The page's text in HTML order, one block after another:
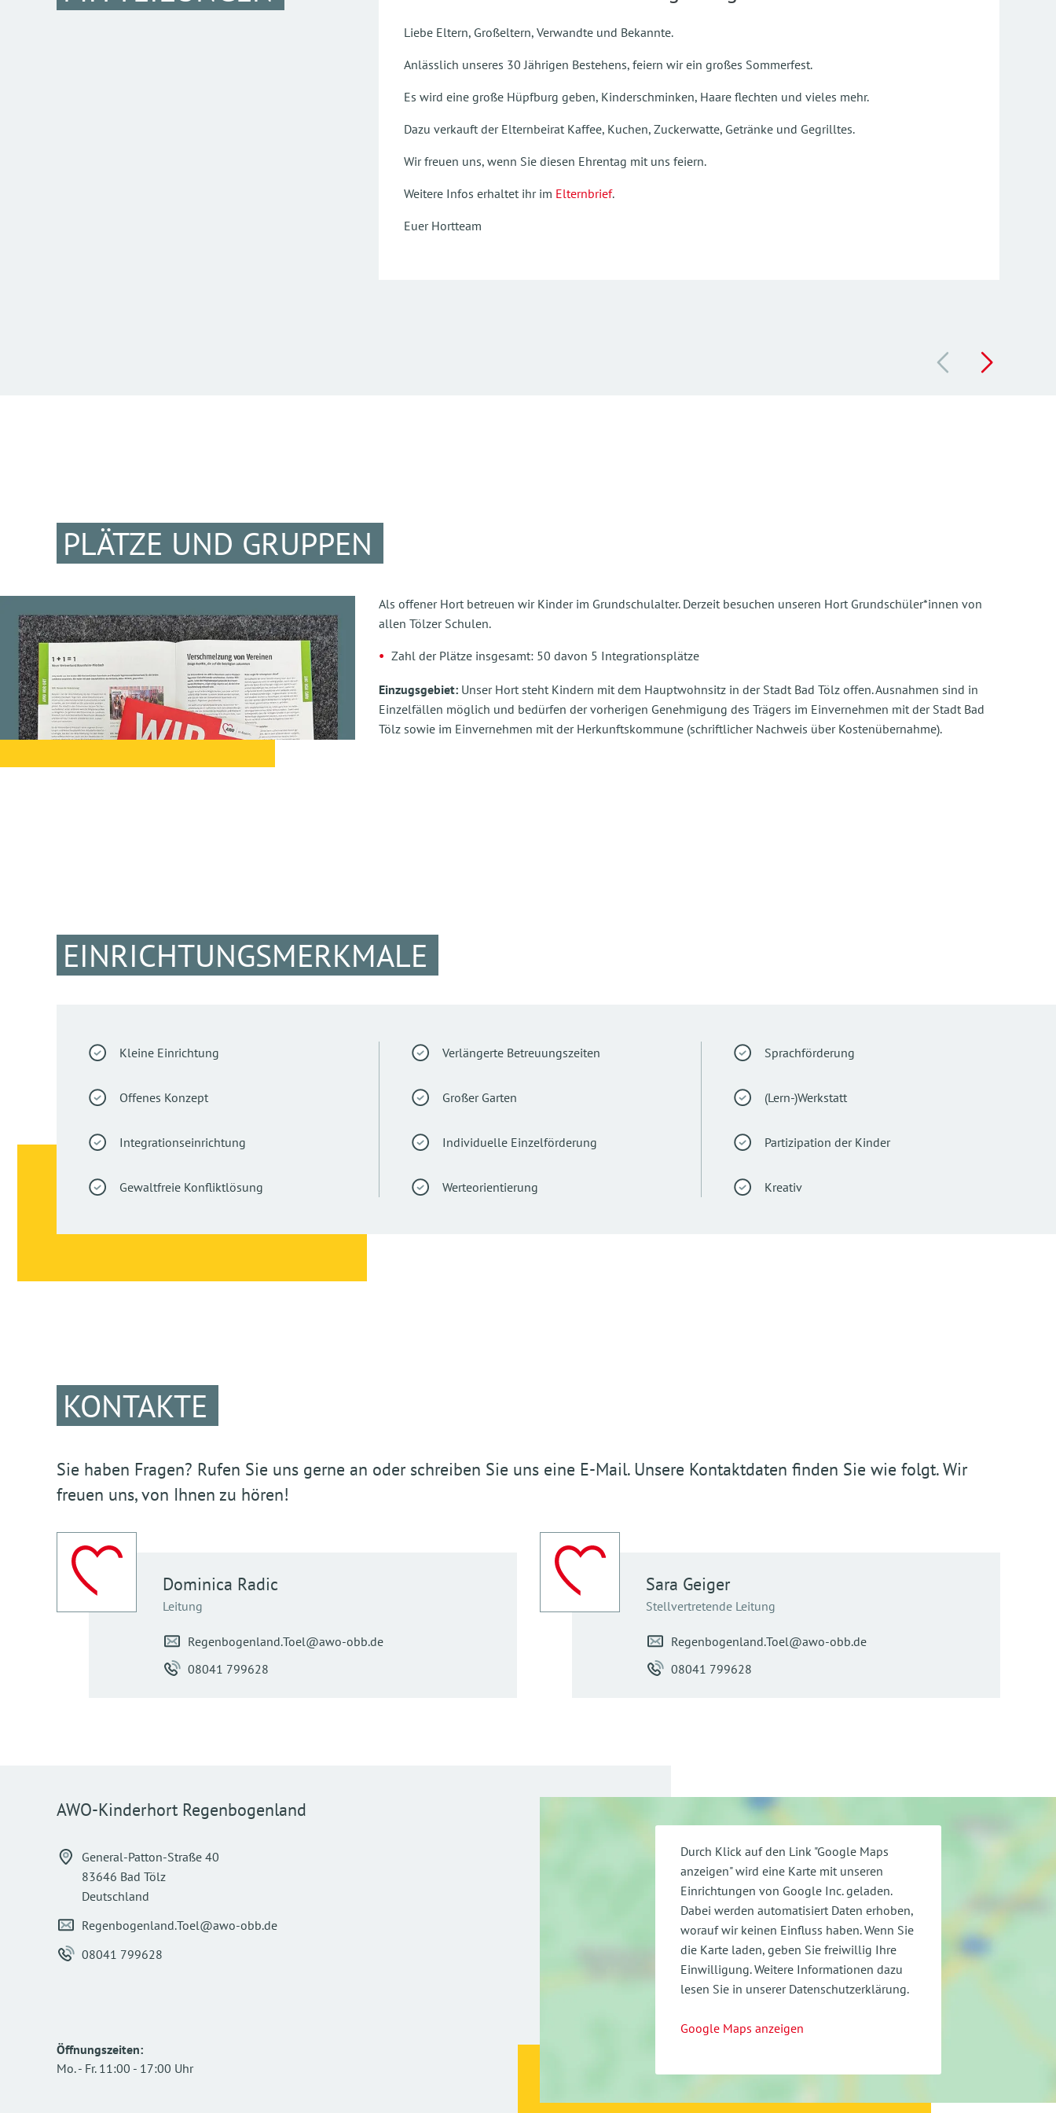
Liebe Eltern, Großeltern, Verwandte und Bekannte.
Anlässlich unseres 30 Jährigen Bestehens, feiern wir ein großes Sommerfest.
Es wird eine große Hüpfburg geben, Kinderschminken, Haare flechten und vieles mehr.
Dazu verkauft der Elternbeirat Kaffee, Kuchen, Zuckerwatte, Getränke und Gegrilltes.
Wir freuen uns, wenn Sie diesen Ehrentag mit uns feiern.
Weitere Infos erhaltet ihr im Elternbrief.
Euer Hortteam
PLÄTZE UND GRUPPEN
Als offener Hort betreuen wir Kinder im Grundschulalter. Derzeit besuchen unseren Hort Grundschüler*innen von
allen Tölzer Schulen.
Zahl der Plätze insgesamt: 50 davon 5 Integrationsplätze
Einzugsgebiet: Unser Hort steht Kindern mit dem Hauptwohnsitz in der Stadt Bad Tölz offen. Ausnahmen sind in
Einzelfällen möglich und bedürfen der vorherigen Genehmigung des Trägers im Einvernehmen mit der Stadt Bad
Tölz sowie im Einvernehmen mit der Herkunftskommune (schriftlicher Nachweis über Kostenübernahme).
EINRICHTUNGSMERKMALE
Kleine Einrichtung
Offenes Konzept
Integrationseinrichtung
Gewaltfreie Konfliktlösung
Verlängerte Betreuungszeiten
Großer Garten
Individuelle Einzelförderung
Werteorientierung
Sprachförderung
(Lern-)Werkstatt
Partizipation der Kinder
Kreativ
KONTAKTE
Sie haben Fragen? Rufen Sie uns gerne an oder schreiben Sie uns eine E-Mail. Unsere Kontaktdaten finden Sie wie folgt. Wir
freuen uns, von Ihnen zu hören!
Dominica Radic
Leitung
Regenbogenland.Toel@awo-obb.de
08041 799628
Sara Geiger
Stellvertretende Leitung
Regenbogenland.Toel@awo-obb.de
08041 799628
AWO-Kinderhort Regenbogenland
General-Patton-Straße 40
83646 Bad Tölz
Deutschland
Regenbogenland.Toel@awo-obb.de
08041 799628
Öffnungszeiten:
Mo.- Fr. 11:00 - 17:00 Uhr
Durch Klick auf den Link "Google Maps
anzeigen" wird eine Karte mit unseren
Einrichtungen von Google Inc. geladen.
Dabei werden automatisiert Daten erhoben,
worauf wir keinen Einfluss haben. Wenn Sie
die Karte laden, geben Sie freiwillig Ihre
Einwilligung. Weitere Informationen dazu
lesen Sie in unserer Datenschutzerklärung.
Google Maps anzeigen